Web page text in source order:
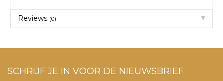
Reviews (0)
SCHRIJF JE IN VOOR DE NIEUWSBRIEF